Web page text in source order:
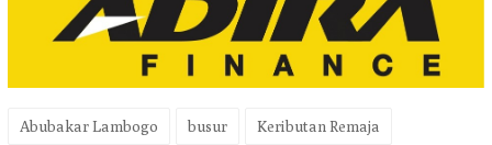
Abubakar Lambogo busur Keributan Remaja